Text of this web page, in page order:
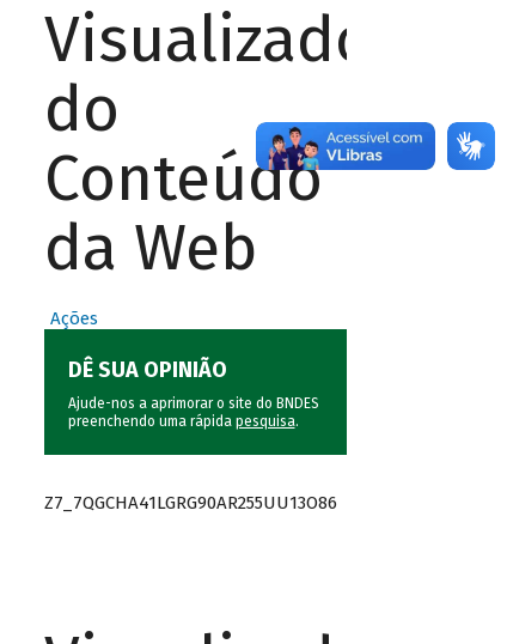
Visualizador
do
Conteúdo
da Web
Ações
DÊ SUA OPINIÃO
Ajude-nos a aprimorar o site do BNDES
preenchendo uma rápida pesquisa.
Z7_7QGCHA41LGRG90AR255UU13O86